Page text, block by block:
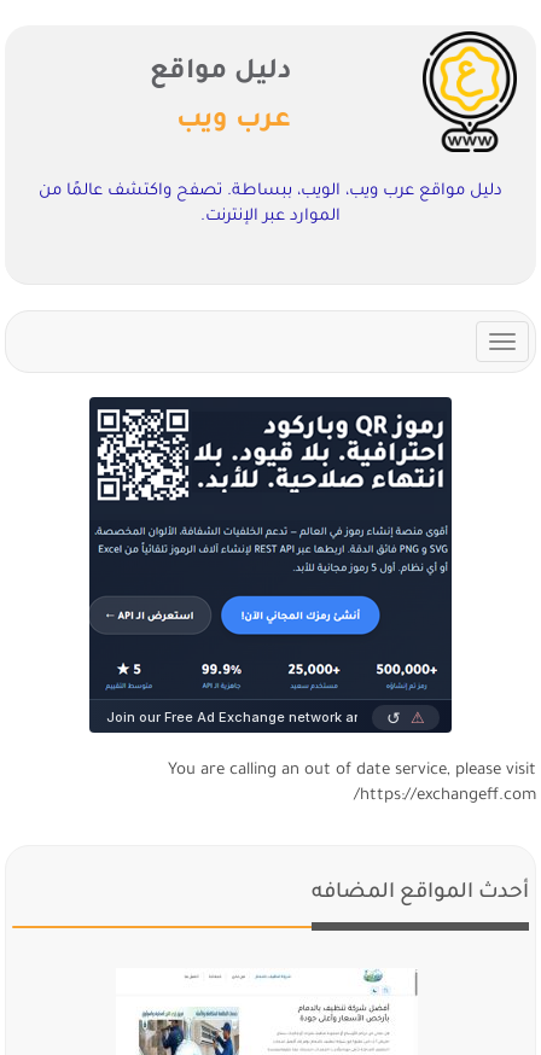
دليل مواقع
عرب ويب
دليل مواقع عرب ويب، الويب، ببساطة. تصفح واكتشف عالمًا من
الموارد عبر الإنترنت.
Toggle
navigation
You are calling an out of date service, please visit
https://exchangeff.com/
أحدث المواقع المضافه